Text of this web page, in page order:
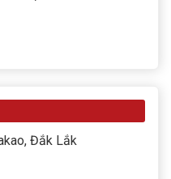
Đắk Lắk